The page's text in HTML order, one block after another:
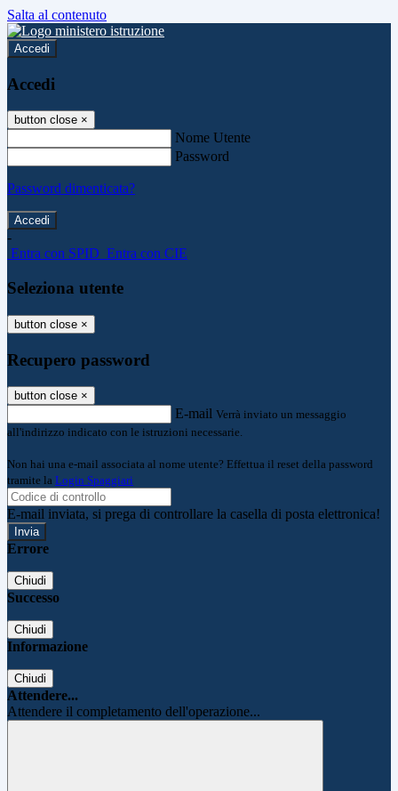
Salta al contenuto
Accedi
Accedi
button close ×
Nome Utente
Password
Password dimenticata?
-
Entra con SPID Entra con CIE
Seleziona utente
button close ×
Recupero password
button close ×
E-mail Verrà inviato un messaggio
all'indirizzo indicato con le istruzioni necessarie.
Non hai una e-mail associata al nome utente? Effettua il reset della password
tramite la Login Spaggiari
E-mail inviata, si prega di controllare la casella di posta elettronica!
Errore
Chiudi
Successo
Chiudi
Informazione
Chiudi
Attendere...
Attendere il completamento dell'operazione...